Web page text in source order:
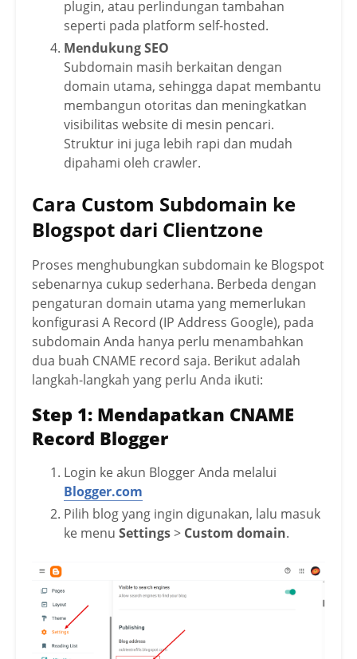
plugin, atau perlindungan tambahan
seperti pada platform self-hosted.
Mendukung SEO
Subdomain masih berkaitan dengan
domain utama, sehingga dapat membantu
membangun otoritas dan meningkatkan
visibilitas website di mesin pencari.
Struktur ini juga lebih rapi dan mudah
dipahami oleh crawler.
Cara Custom Subdomain ke
Blogspot dari Clientzone
Proses menghubungkan subdomain ke Blogspot
sebenarnya cukup sederhana. Berbeda dengan
pengaturan domain utama yang memerlukan
konfigurasi A Record (IP Address Google), pada
subdomain Anda hanya perlu menambahkan
dua buah CNAME record saja. Berikut adalah
langkah-langkah yang perlu Anda ikuti:
Step 1: Mendapatkan CNAME
Record Blogger
Login ke akun Blogger Anda melalui
Blogger.com
Pilih blog yang ingin digunakan, lalu masuk
ke menu Settings> Custom domain.